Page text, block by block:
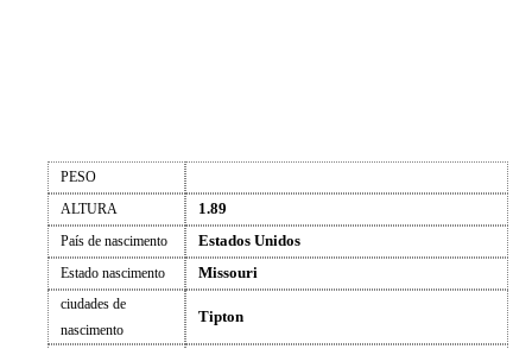
PESO
ALTURA
1.89
País de nascimento Estados Unidos
Estado nascimento Missouri
ciudades de
nascimento
Tipton